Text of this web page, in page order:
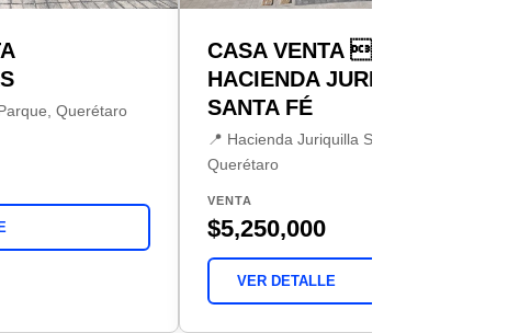
Querétaro
CASA VENTA 
HACIENDA JURIQUILLA
SANTA FÉ
📍 Hacienda Juriquilla Santa Fe,
Querétaro
VENTA
$5,250,000
VER DETALLE